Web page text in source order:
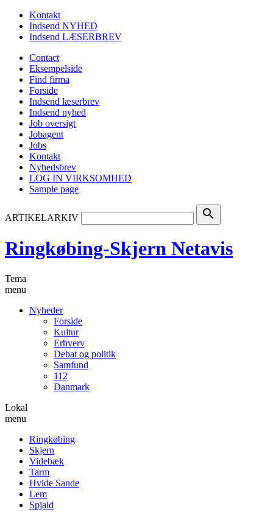
Kontakt
Indsend NYHED
Indsend LÆSERBREV
Contact
Eksempelside
Find firma
Forside
Indsend læserbrev
Indsend nyhed
Job oversigt
Jobagent
Jobs
Kontakt
Nyhedsbrev
LOG IN VIRKSOMHED
Sample page
ARTIKELARKIV search
Ringkøbing-Skjern Netavis
Tema
menu
Nyheder
Forside
Kultur
Erhverv
Debat og politik
Samfund
112
Danmark
Lokal
menu
Ringkøbing
Skjern
Videbæk
Tarm
Hvide Sande
Lem
Spjald